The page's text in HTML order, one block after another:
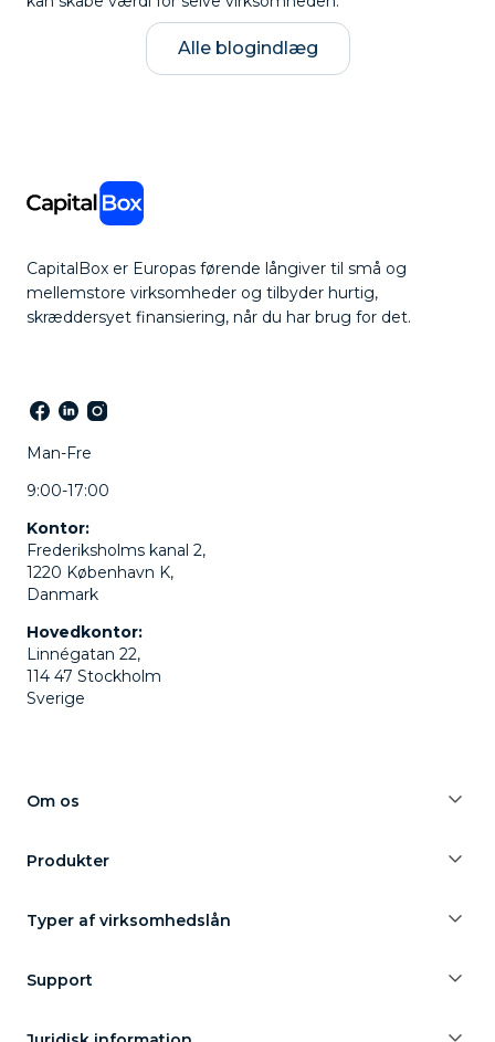
Alle blogindlæg
CapitalBox er Europas førende långiver til små og
mellemstore virksomheder og tilbyder hurtig,
skræddersyet finansiering, når du har brug for det.
Man-Fre
9:00-17:00
Kontor:
Frederiksholms kanal 2,
1220 København K,
Danmark
Hovedkontor:
Linnégatan 22,
114 47 Stockholm
Sverige
Om os
Produkter
Typer af virksomhedslån
Support